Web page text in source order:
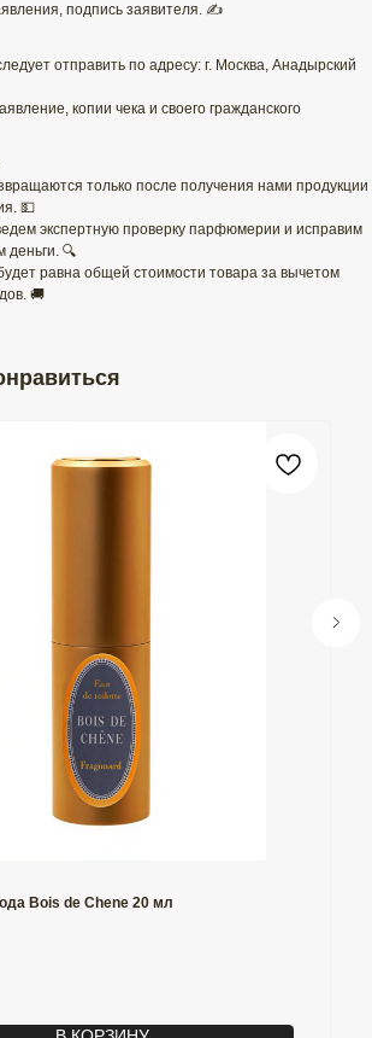
подпись заявителя. ✍️
отправить по адресу: г. Москва, Анадырский
копии чека и своего гражданского
только после получения нами продукции
💵
экспертную проверку парфюмерии и исправим
деньги. 🔍
равна общей стоимости товара за вычетом
🚚
Bois de Сhene 20 мл